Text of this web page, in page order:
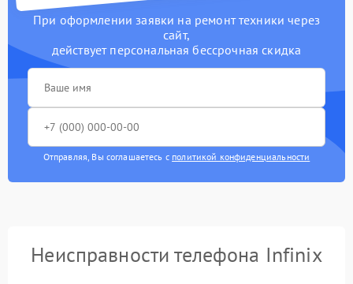
При оформлении заявки на ремонт техники через
сайт,
действует персональная бессрочная скидка
Отправляя, Вы соглашаетесь с политикой конфиденциальности
Неисправности телефона Infinix